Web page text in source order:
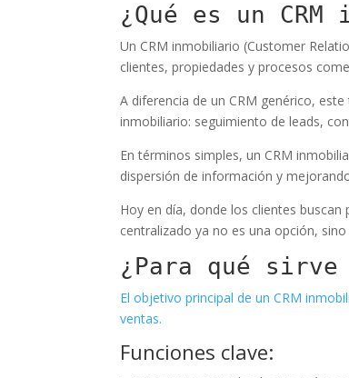
¿Qué es un
Un CRM inmobiliario (Customer
clientes, propiedades y procesos
A diferencia de un CRM genérico,
inmobiliario: seguimiento de leads,
En términos simples, un CRM
dispersión de información y
Hoy en día, donde los clientes
centralizado ya no es una opción,
¿Para qué sirve
El objetivo principal de un CRM
ventas.
Funciones clave: